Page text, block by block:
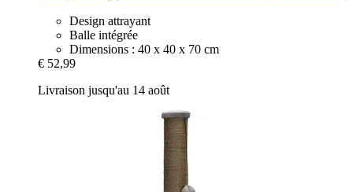
Design attrayant
Balle intégrée
Dimensions : 40 x 40 x 70 cm
€ 52,99
Livraison jusqu'au 14 août